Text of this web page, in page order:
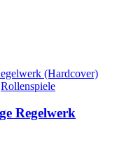
Rollenspiele
Regelwerk